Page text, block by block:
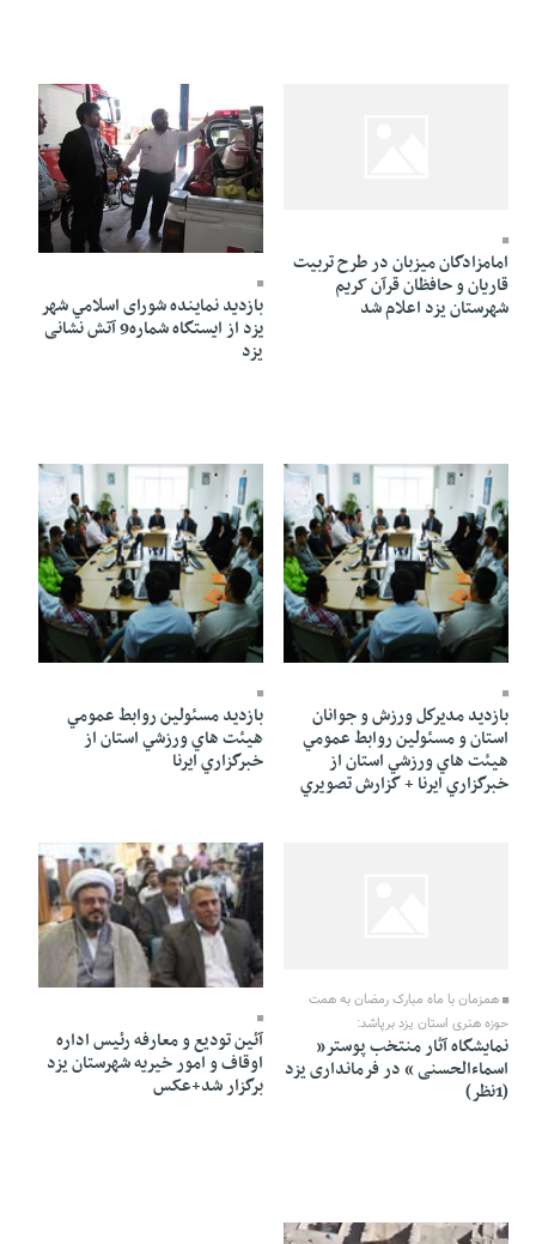
امامزادگان میزبان در طرح تربیت
قاریان و حافظان قرآن کریم
شهرستان یزد اعلام شد بازدید نماينده شورای اسلامي شهر
يزد از ایستگاه شماره9 آتش نشانی
یزد
بازديد مديركل ورزش و جوانان
استان و مسئولين روابط عمومي
هيئت هاي ورزشي استان از
خبرگزاري ايرنا + گزارش تصويري
بازديد مسئولين روابط عمومي
هيئت هاي ورزشي استان از
خبرگزاري ايرنا
همزمان با ماه مبارک رمضان به همت
حوزه هنری استان یزد برپاشد:
نمایشگاه آثار منتخب پوستر«
اسماءالحسنی » در فرمانداری یزد
(1نظر)
03 Mordad 1391 - 09:01
آئین تودیع و معارفه رئیس اداره
اوقاف و امور خیریه شهرستان یزد
برگزار شد+عکس